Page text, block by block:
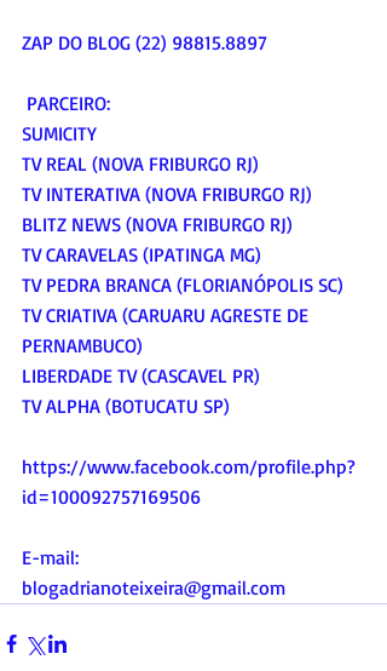
ZAP DO BLOG (22) 98815.8897
PARCEIRO:
SUMICITY
TV REAL (NOVA FRIBURGO RJ)
TV INTERATIVA (NOVA FRIBURGO RJ)
BLITZ NEWS (NOVA FRIBURGO RJ)
TV CARAVELAS (IPATINGA MG)
TV PEDRA BRANCA (FLORIANÓPOLIS SC)
TV CRIATIVA (CARUARU AGRESTE DE
PERNAMBUCO)
LIBERDADE TV (CASCAVEL PR)
TV ALPHA (BOTUCATU SP)
https://www.facebook.com/profile.php?
id=100092757169506
E-mail:
blogadrianoteixeira@gmail.com